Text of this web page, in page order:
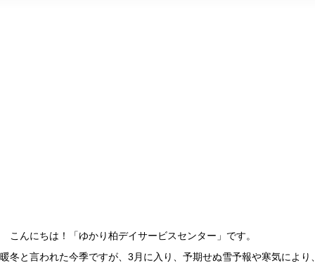
こんにちは！「ゆかり柏デイサービスセンター」です。
暖冬と言われた今季ですが、3月に入り、予期せぬ雪予報や寒気によ